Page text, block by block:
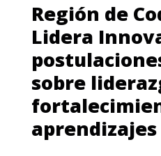
Región de
Lidera
sobre
aprendizajes